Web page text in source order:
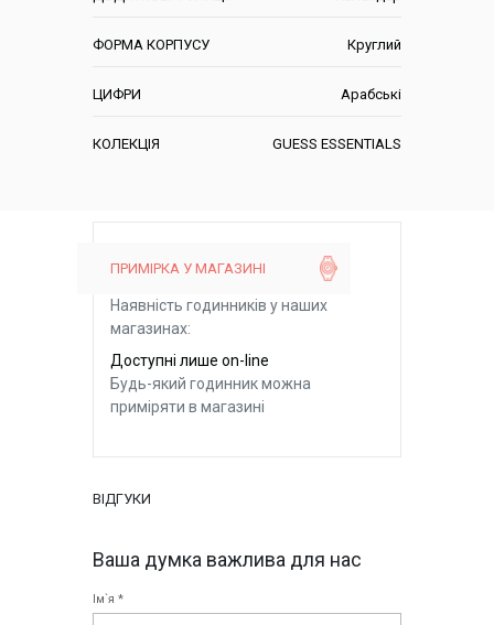
ФОРМА КОРПУСУ Круглий
ЦИФРИ Арабські
КОЛЕКЦІЯ GUESS ESSENTIALS
ПРИМІРКА У МАГАЗИНІ
Наявність годинників у наших
магазинах:
Доступні лише on-line
Будь-який годинник можна
приміряти в магазині
ВІДГУКИ
Ваша думка важлива для нас
Ім`я *